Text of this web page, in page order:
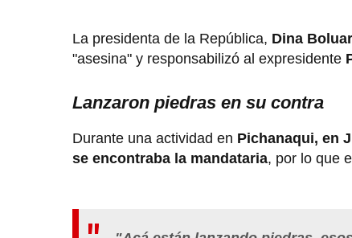
La presidenta de la República, Dina
"asesina" y responsabilizó al expresidente
Lanzaron piedras en su contra
Durante una actividad en Pichanaqui, en
se encontraba la mandataria, por lo que